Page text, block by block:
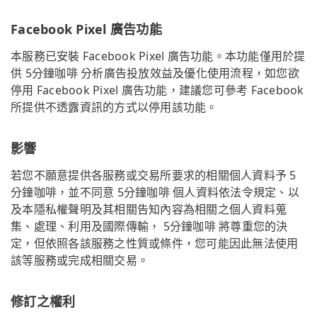
Facebook Pixel 廣告功能
本服務已安裝 Facebook Pixel 廣告功能。本功能僅用於提
供 5分鐘咖啡 分析廣告投放效益及優化使用流程，如您欲
停用 Facebook Pixel 廣告功能，建議您可參考 Facebook
所提供不透露資訊的方式以停用該功能。
影響
若您不願意提供各服務或交易所要求的相關個人資料予 5
分鐘咖啡，並不同意 5分鐘咖啡 個人資料依法令規定、以
及本隱私權聲明及其相關告知內容為相關之個人資料蒐
集、處理、利用及國際傳輸， 5分鐘咖啡 將尊重您的決
定，但依照各該服務之性質或條件，您可能因此無法使用
該等服務或完成相關交易。
修訂之權利